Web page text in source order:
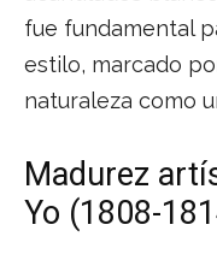
fue fundamental
estilo, marcado
naturaleza como
Madurez
Yo (1808-